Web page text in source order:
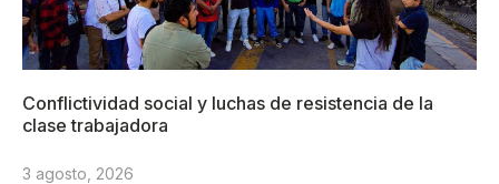
Conflictividad social y luchas de resistencia de la
clase trabajadora
3 agosto, 2026